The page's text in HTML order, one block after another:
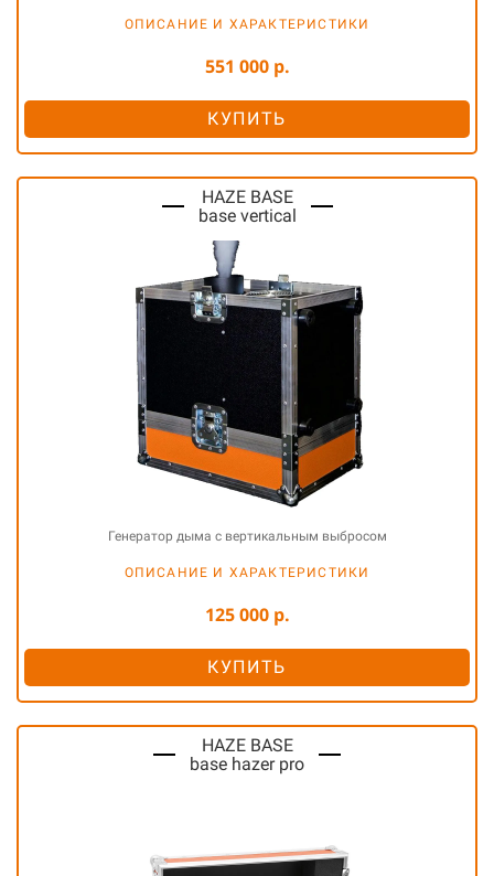
ОПИСАНИЕ И ХАРАКТЕРИСТИКИ
551 000 р.
КУПИТЬ
HAZE BASE
base vertical
Генератор дыма c вертикальным выбросом
ОПИСАНИЕ И ХАРАКТЕРИСТИКИ
125 000 р.
КУПИТЬ
HAZE BASE
base hazer pro